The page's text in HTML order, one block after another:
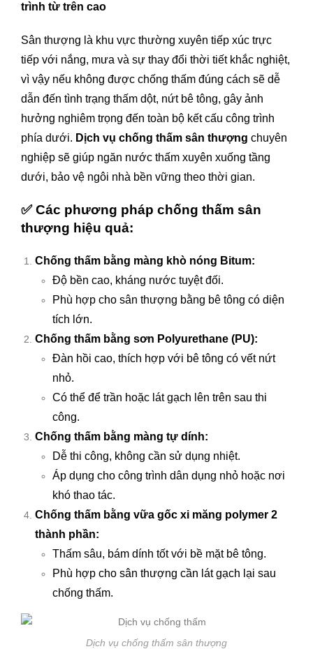
trình từ trên cao
Sân thượng là khu vực thường xuyên tiếp xúc trực
tiếp với nắng, mưa và sự thay đổi thời tiết khắc nghiệt,
vì vậy nếu không được chống thấm đúng cách sẽ dễ
dẫn đến tình trạng thấm dột, nứt bê tông, gây ảnh
hưởng nghiêm trọng đến toàn bộ kết cấu công trình
phía dưới. Dịch vụ chống thấm sân thượng chuyên
nghiệp sẽ giúp ngăn nước thấm xuyên xuống tầng
dưới, bảo vệ ngôi nhà bền vững theo thời gian.
✅Các phương pháp chống thấm sân
thượng hiệu quả:
Chống thấm bằng màng khò nóng Bitum:
Độ bền cao, kháng nước tuyệt đối.
Phù hợp cho sân thượng bằng bê tông có diện
tích lớn.
Chống thấm bằng sơn Polyurethane (PU):
Đàn hồi cao, thích hợp với bê tông có vết nứt
nhỏ.
Có thể để trần hoặc lát gạch lên trên sau thi
công.
Chống thấm bằng màng tự dính:
Dễ thi công, không cần sử dụng nhiệt.
Áp dụng cho công trình dân dụng nhỏ hoặc nơi
khó thao tác.
Chống thấm bằng vữa gốc xi măng polymer 2
thành phần:
Thấm sâu, bám dính tốt với bề mặt bê tông.
Phù hợp cho sân thượng cần lát gạch lại sau
chống thấm.
Dịch vụ chống thấm sân thượng